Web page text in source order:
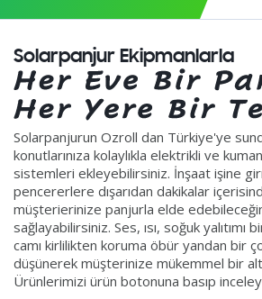
Solarpanjur Ekipmanlarla
Solarpanjurun Ozroll dan Türkiye'ye
konutlarınıza kolaylıkla elektrikli ve
sistemleri ekleyebilirsiniz. İnşaat işine
pencererlere dışarıdan dakikalar
müşterierinize panjurla elde
sağlayabilirsiniz. Ses, ısı, soğuk yalıtımı
camı kirlilikten koruma öbür yandan bir
düşünerek müşterinize mükemmel bir
Ürünlerimizi ürün botonuna basıp